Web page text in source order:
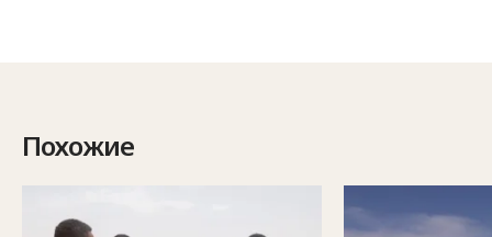
Похожие